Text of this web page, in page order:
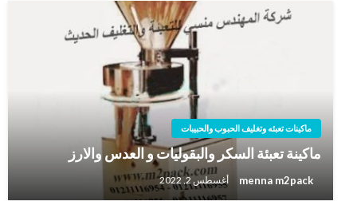
ماكينات تعبئه وتغليف الحبوب والحبيبات
ماكينة تعبئة السكر والبقوليات و العدس والارز
menna m2pack أغسطس 2, 2022